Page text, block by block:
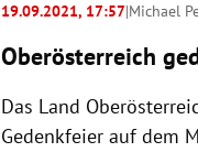
19.09.2021, 17:57|Michael
Oberösterreich
Das Land
Gedenkfeier auf dem